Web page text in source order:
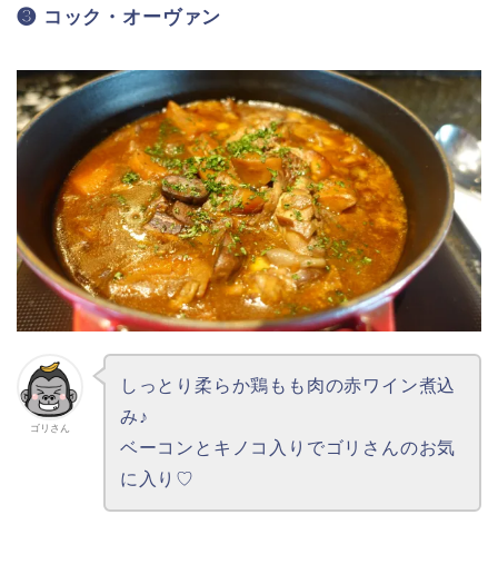
❸ コック・オーヴァン
ゴリさん
しっとり柔らか鶏もも肉の赤ワイン煮込
み♪
ベーコンとキノコ入りでゴリさんのお気
に入り♡